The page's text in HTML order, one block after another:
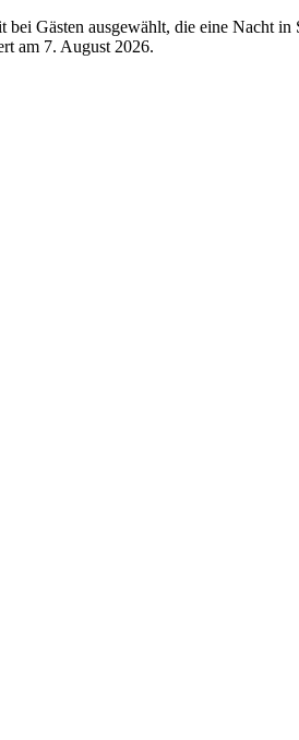
Gästen ausgewählt, die eine Nacht
am 7. August 2026.